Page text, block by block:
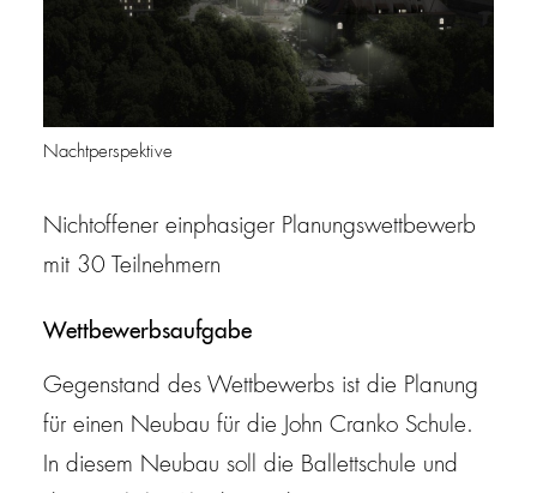
Nachtperspektive
Nichtoffener einphasiger Planungswettbewerb
mit 30 Teilnehmern
Wettbewerbsaufgabe
Gegenstand des Wettbewerbs ist die Planung
für einen Neubau für die John Cranko Schule.
In diesem Neubau soll die Ballettschule und